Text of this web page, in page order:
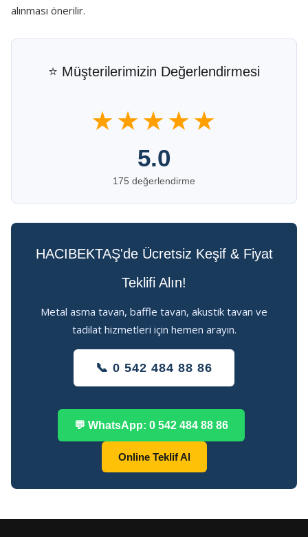
alınması önerilir.
⭐ Müşterilerimizin Değerlendirmesi
★★★★★
5.0
175 değerlendirme
HACIBEKTAŞ'de Ücretsiz Keşif & Fiyat
Teklifi Alın!
Metal asma tavan, baffle tavan, akustik tavan ve
tadilat hizmetleri için hemen arayın.
📞 0 542 484 88 86
💬 WhatsApp: 0 542 484 88 86
Online Teklif Al